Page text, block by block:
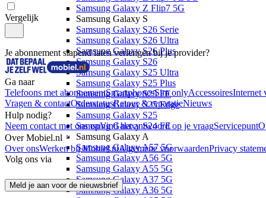
Samsung Galaxy Z Flip7 5G
Samsung Galaxy S
Samsung Galaxy S26 Serie
Samsung Galaxy S26 Ultra
Samsung Galaxy S26 Plus
Samsung Galaxy S26
Samsung Galaxy S25 Ultra
Samsung Galaxy S25 Plus
Samsung Galaxy S25 FE
Samsung Galaxy S25 Edge
Samsung Galaxy S25
Samsung Galaxy S24 FE
Samsung Galaxy A
Samsung Galaxy A57 5G
Samsung Galaxy A56 5G
Samsung Galaxy A55 5G
Samsung Galaxy A37 5G
Samsung Galaxy A36 5G
Vergelijk
Je abonnement slapend laten verlengen bij je provider?
Ga naar
Telefoons met abonnementSmartphonesSim onlyAccessoiresInternet
Vragen & contactOrderstatusRetour & reparatieNieuws
Hulp nodig?
Neem contact met ons opVind het antwoord op je vraagServicepunt
Over Mobiel.nl
Over onsWerken bij Mobiel.nlAlgemene voorwaardenPrivacy
Volg ons via
Meld je aan voor de nieuwsbrief